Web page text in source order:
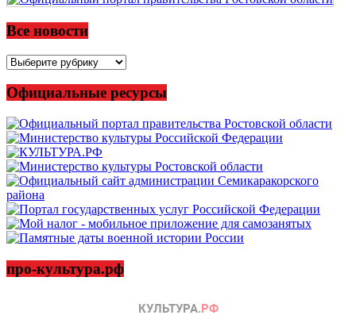
Все новости
Все
Официальные ресурсы
про-культура.рф